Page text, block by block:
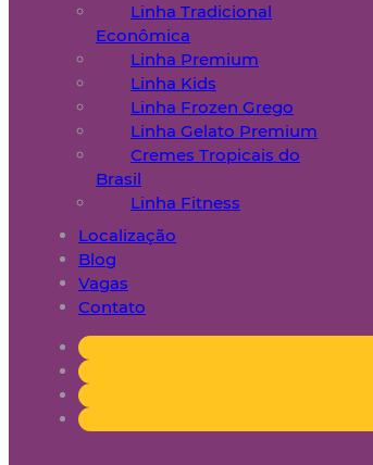
Linha Tradicional
Econômica
Linha Premium
Linha Kids
Linha Frozen Grego
Linha Gelato Premium
Cremes Tropicais do
Brasil
Linha Fitness
Localização
Blog
Vagas
Contato